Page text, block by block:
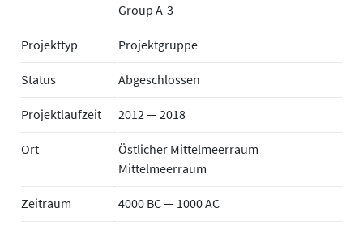
Group A-3
Projekttyp Projektgruppe
Status Abgeschlossen
Projektlaufzeit 2012 — 2018
Ort
Östlicher Mittelmeerraum
Mittelmeerraum
Zeitraum 4000 BC — 1000 AC